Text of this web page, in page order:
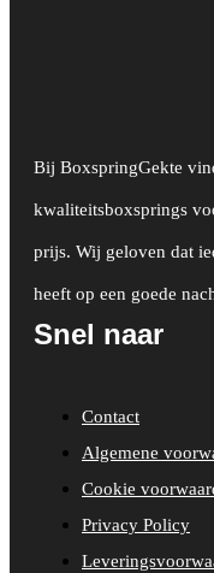
Bij BoxspringGekte
kwaliteitsboxsprings
prijs. Wij geloven dat
heeft op een goede
Snel naar
Contact
Algemene
Cookie
Privacy Policy